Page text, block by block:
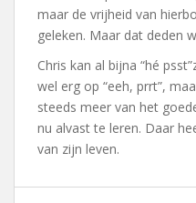
maar de vrijheid van
geleken. Maar dat deden
Chris kan al bijna “hé
wel erg op “eeh, prrt”,
steeds meer van het
nu alvast te leren. Daar
van zijn leven.